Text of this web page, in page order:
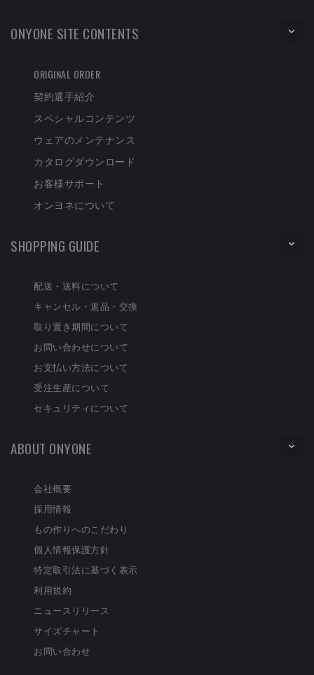
ONYONE SITE CONTENTS
ORIGINAL ORDER
契約選手紹介
スペシャルコンテンツ
ウェアのメンテナンス
カタログダウンロード
お客様サポート
オンヨネについて
SHOPPING GUIDE
配送・送料について
キャンセル・返品・交換
取り置き期間について
お問い合わせについて
お支払い方法について
受注生産について
セキュリティについて
ABOUT ONYONE
会社概要
採用情報
もの作りへのこだわり
個人情報保護方針
特定取引法に基づく表示
利用規約
ニュースリリース
サイズチャート
お問い合わせ